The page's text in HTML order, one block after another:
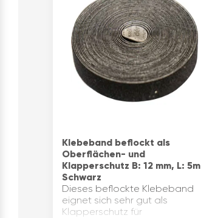
Klebeband beflockt als
Oberflächen- und
Klapperschutz B: 12 mm, L: 5m
Schwarz
Dieses beflockte Klebeband
eignet sich sehr gut als
Klapperschutz für